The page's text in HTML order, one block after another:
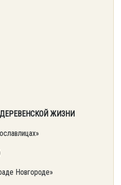
ЖИЗНИ
Новгороде»